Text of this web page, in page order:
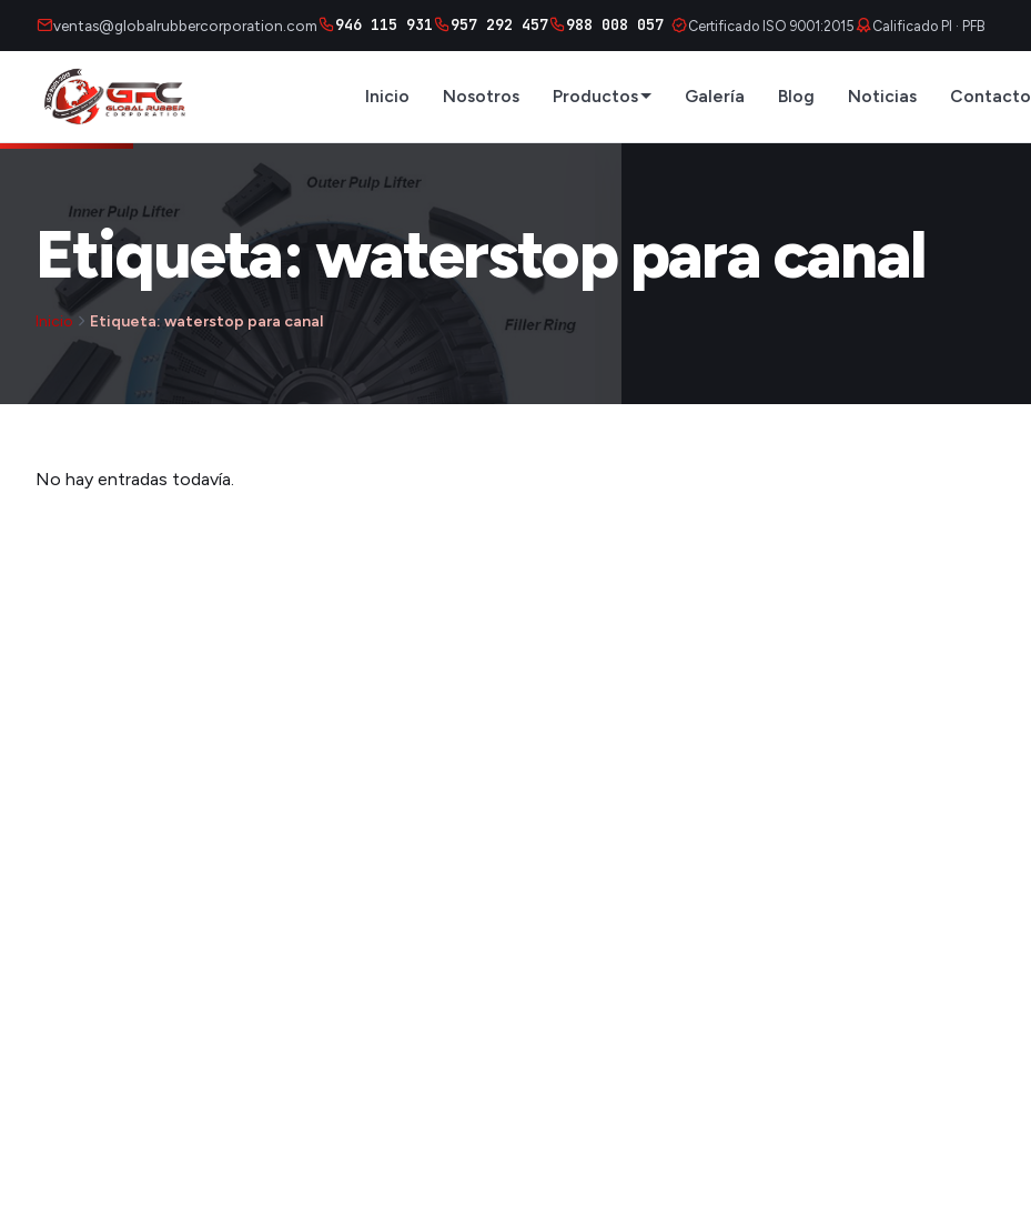
ventas@globalrubbercorporation.com 946 115 931 957 292 457 988 008 057 Certificado ISO 9001:2015 Calificado PI · PFB
Inicio Nosotros Productos Galería Blog Noticias Contacto
Etiqueta: waterstop para canal
Inicio Etiqueta: waterstop para canal
No hay entradas todavía.